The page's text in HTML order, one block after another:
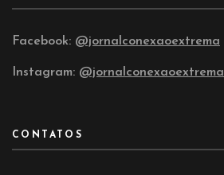
Facebook: @jornalconexaoextrema
Instagram: @jornalconexaoextrema
CONTATOS